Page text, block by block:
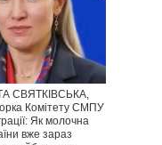
СВЯТКІВСЬКА,
Комітету СМПУ
Як молочна
вже зараз